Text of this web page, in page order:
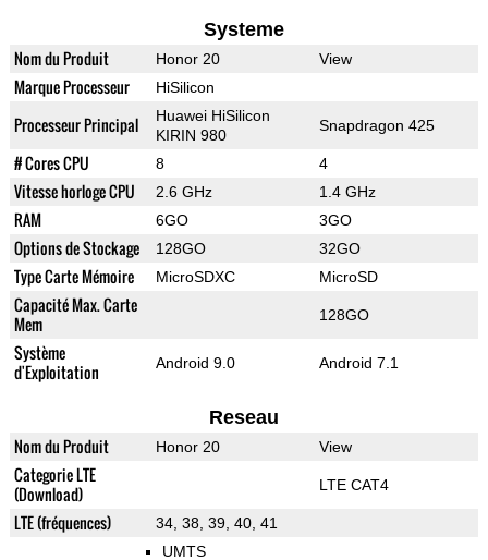
Systeme
Nom du Produit Honor 20 View
Marque Processeur HiSilicon
Processeur Principal
Huawei HiSilicon
KIRIN 980
Snapdragon 425
# Cores CPU 8 4
Vitesse horloge CPU 2.6 GHz 1.4 GHz
RAM 6GO 3GO
Options de Stockage 128GO 32GO
Type Carte Mémoire MicroSDXC MicroSD
Capacité Max. Carte
Mem
128GO
Système
d'Exploitation
Android 9.0 Android 7.1
Reseau
Nom du Produit Honor 20 View
Categorie LTE
(Download)
LTE CAT4
LTE (fréquences)
34, 38, 39, 40, 41
UMTS